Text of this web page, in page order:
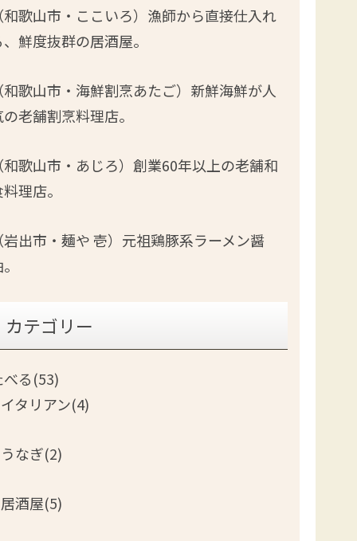
和歌山市・ここいろ）漁師から直接仕入れ
鮮度抜群の居酒屋。
和歌山市・海鮮割烹あたご）新鮮海鮮が人
老舗割烹料理店。
和歌山市・あじろ）創業60年以上の老舗和
理店。
岩出市・麺や 壱）元祖鶏豚系ラーメン醤
カテゴリー
べる(53)
イタリアン(4)
うなぎ(2)
居酒屋(5)